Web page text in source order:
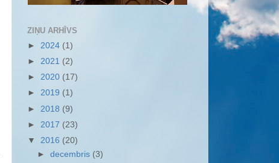
ZIŅU ARHĪVS
► 2024 (1)
► 2021 (2)
► 2020 (17)
► 2019 (1)
► 2018 (9)
► 2017 (23)
▼ 2016 (20)
►decembris (3)